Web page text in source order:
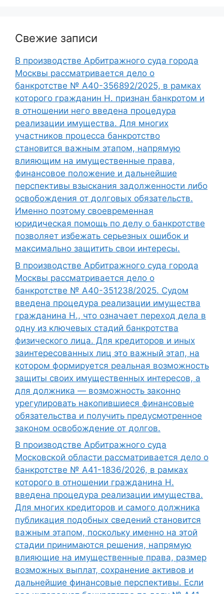
Свежие записи
В производстве Арбитражного суда города
Москвы рассматривается дело о
банкротстве № А40-356892/2025, в рамках
которого гражданин Н. признан банкротом и
в отношении него введена процедура
реализации имущества. Для многих
участников процесса банкротство
становится важным этапом, напрямую
влияющим на имущественные права,
финансовое положение и дальнейшие
перспективы взыскания задолженности либо
освобождения от долговых обязательств.
Именно поэтому своевременная
юридическая помощь по делу о банкротстве
позволяет избежать серьезных ошибок и
максимально защитить свои интересы.
В производстве Арбитражного суда города
Москвы рассматривается дело о
банкротстве № А40-351238/2025. Судом
введена процедура реализации имущества
гражданина Н., что означает переход дела в
одну из ключевых стадий банкротства
физического лица. Для кредиторов и иных
заинтересованных лиц это важный этап, на
котором формируется реальная возможность
защиты своих имущественных интересов, а
для должника — возможность законно
урегулировать накопившиеся финансовые
обязательства и получить предусмотренное
законом освобождение от долгов.
В производстве Арбитражного суда
Московской области рассматривается дело о
банкротстве № А41-1836/2026, в рамках
которого в отношении гражданина Н.
введена процедура реализации имущества.
Для многих кредиторов и самого должника
публикация подобных сведений становится
важным этапом, поскольку именно на этой
стадии принимаются решения, напрямую
влияющие на имущественные права, размер
возможных выплат, сохранение активов и
дальнейшие финансовые перспективы. Если